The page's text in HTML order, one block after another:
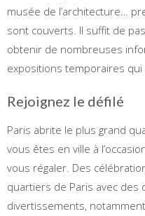
musée de l’architecture…
sont couverts. Il suffit de
obtenir de nombreuses
expositions temporaires
Rejoignez le défilé
Paris abrite le plus grand
vous êtes en ville à
vous régaler. Des
quartiers de Paris avec des
divertissements,